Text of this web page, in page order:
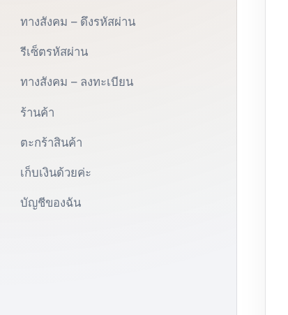
ทางสังคม – ดึงรหัสผ่าน
รีเซ็ตรหัสผ่าน
ทางสังคม – ลงทะเบียน
ร้านค้า
ตะกร้าสินค้า
เก็บเงินด้วยค่ะ
บัญชีของฉัน